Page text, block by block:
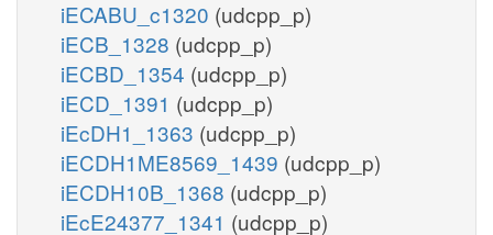
iECABU_c1320 (udcpp_p)
iECB_1328 (udcpp_p)
iECBD_1354 (udcpp_p)
iECD_1391 (udcpp_p)
iEcDH1_1363 (udcpp_p)
iECDH1ME8569_1439 (udcpp_p)
iECDH10B_1368 (udcpp_p)
iEcE24377_1341 (udcpp_p)